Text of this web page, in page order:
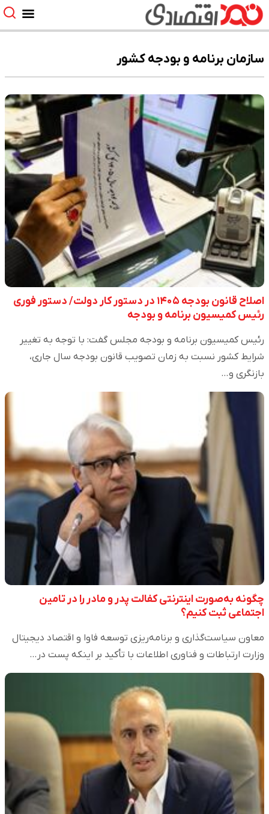
سازمان برنامه و بودجه کشور
اصلاح قانون بودجه ۱۴۰۵ در دستور کار دولت/ دستور فوری
رئیس کمیسیون برنامه و بودجه
رئیس کمیسیون برنامه و بودجه مجلس گفت: با توجه به تغییر
شرایط کشور نسبت به زمان تصویب قانون بودجه سال جاری،
بازنگری و…
چگونه به‌صورت اینترنتی کفالت پدر و مادر را در تامین
اجتماعی ثبت کنیم؟
معاون سیاست‌گذاری و برنامه‌ریزی توسعه فاوا و اقتصاد دیجیتال
وزارت ارتباطات و فناوری اطلاعات با تأکید بر اینکه پست در…